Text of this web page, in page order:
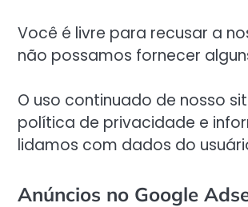
Você é livre para recusar a
não possamos fornecer
O uso continuado de nosso
política de privacidade e
lidamos com dados do
Anúncios no Google